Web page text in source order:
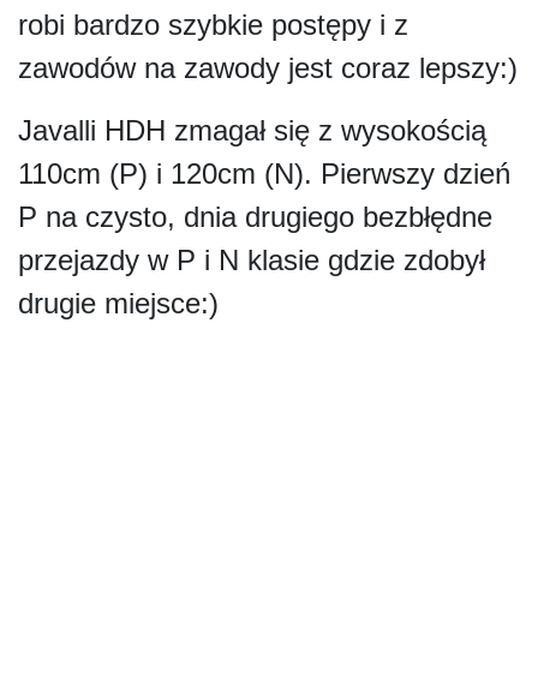
robi bardzo szybkie postępy i z
zawodów na zawody jest coraz lepszy:)
Javalli HDH zmagał się z wysokością
110cm (P) i 120cm (N). Pierwszy dzień
P na czysto, dnia drugiego bezbłędne
przejazdy w P i N klasie gdzie zdobył
drugie miejsce:)